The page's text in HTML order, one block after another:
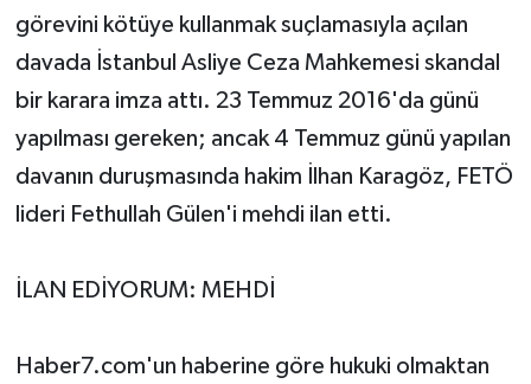
görevini kötüye kullanmak suçlamasıyla açılan
davada İstanbul Asliye Ceza Mahkemesi skandal
bir karara imza attı. 23 Temmuz 2016'da günü
yapılması gereken; ancak 4 Temmuz günü yapılan
davanın duruşmasında hakim İlhan Karagöz, FETÖ
lideri Fethullah Gülen'i mehdi ilan etti.
İLAN EDİYORUM: MEHDİ
Haber7.com'un haberine göre hukuki olmaktan